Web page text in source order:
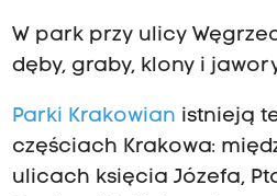
W park przy ulicy
dęby, graby, klony i
Parki Krakowian istnieją
częściach Krakowa:
ulicach księcia Józefa,